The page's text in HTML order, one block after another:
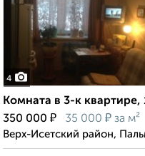
4
Комната в 3-к квартире,
350 000 ₽ 35 000 ₽ за м²
Верх-Исетский район,